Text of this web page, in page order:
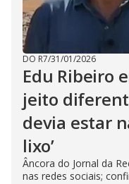
DO R7/31/01/2026
Edu Ribeiro
jeito
devia estar
lixo’
Âncora do Jornal da
nas redes sociais;